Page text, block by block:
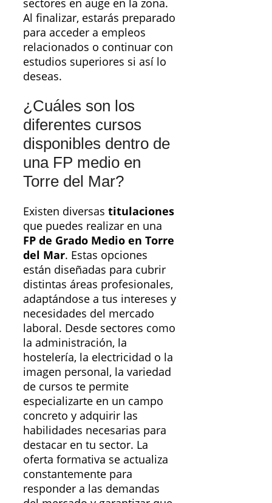
sectores en auge en la zona.
Al finalizar, estarás preparado
para acceder a empleos
relacionados o continuar con
estudios superiores si así lo
deseas.
¿Cuáles son los
diferentes cursos
disponibles dentro de
una FP medio en
Torre del Mar?
Existen diversas titulaciones
que puedes realizar en una
FP de Grado Medio en Torre
del Mar. Estas opciones
están diseñadas para cubrir
distintas áreas profesionales,
adaptándose a tus intereses y
necesidades del mercado
laboral. Desde sectores como
la administración, la
hostelería, la electricidad o la
imagen personal, la variedad
de cursos te permite
especializarte en un campo
concreto y adquirir las
habilidades necesarias para
destacar en tu sector. La
oferta formativa se actualiza
constantemente para
responder a las demandas